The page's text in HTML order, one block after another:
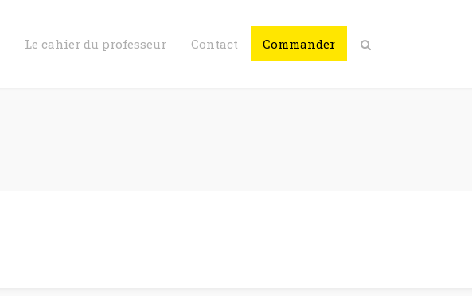
Le cahier du professeur Contact Commander